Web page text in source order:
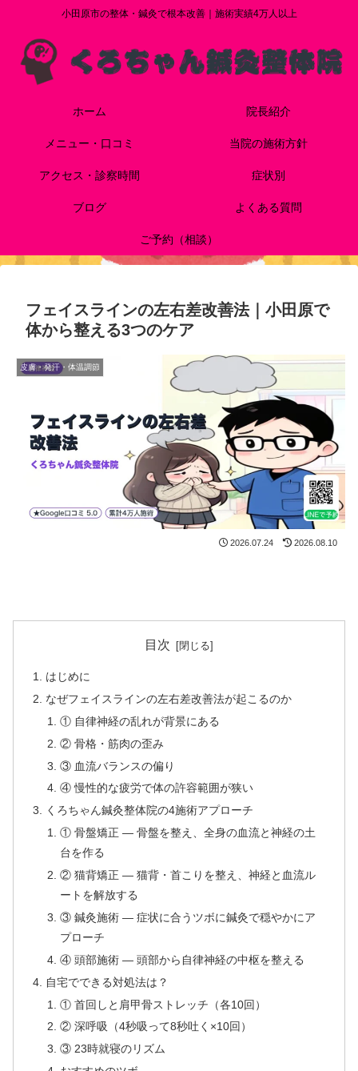
小田原市の整体・鍼灸で根本改善｜施術実績4万人以上
ホーム 院長紹介
メニュー・口コミ 当院の施術方針
アクセス・診察時間 症状別
ブログ よくある質問
ご予約（相談）
フェイスラインの左右差改善法｜小田原で
体から整える3つのケア
皮膚・発汗・体温調節
2026.07.24 2026.08.10
目次
はじめに
なぜフェイスラインの左右差改善法が起こるのか
① 自律神経の乱れが背景にある
② 骨格・筋肉の歪み
③ 血流バランスの偏り
④ 慢性的な疲労で体の許容範囲が狭い
くろちゃん鍼灸整体院の4施術アプローチ
① 骨盤矯正 — 骨盤を整え、全身の血流と神経の土
台を作る
② 猫背矯正 — 猫背・首こりを整え、神経と血流ル
ートを解放する
③ 鍼灸施術 — 症状に合うツボに鍼灸で穏やかにア
プローチ
④ 頭部施術 — 頭部から自律神経の中枢を整える
自宅でできる対処法は？
① 首回しと肩甲骨ストレッチ（各10回）
② 深呼吸（4秒吸って8秒吐く×10回）
③ 23時就寝のリズム